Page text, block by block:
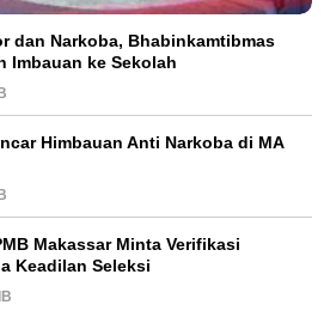
dan Narkoba, Bhabinkamtibmas
Imbauan ke Sekolah
Himbauan Anti Narkoba di MA
Makassar Minta Verifikasi
Keadilan Seleksi